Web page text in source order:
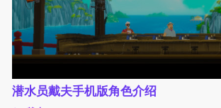
潜水员戴夫手机版角色介绍